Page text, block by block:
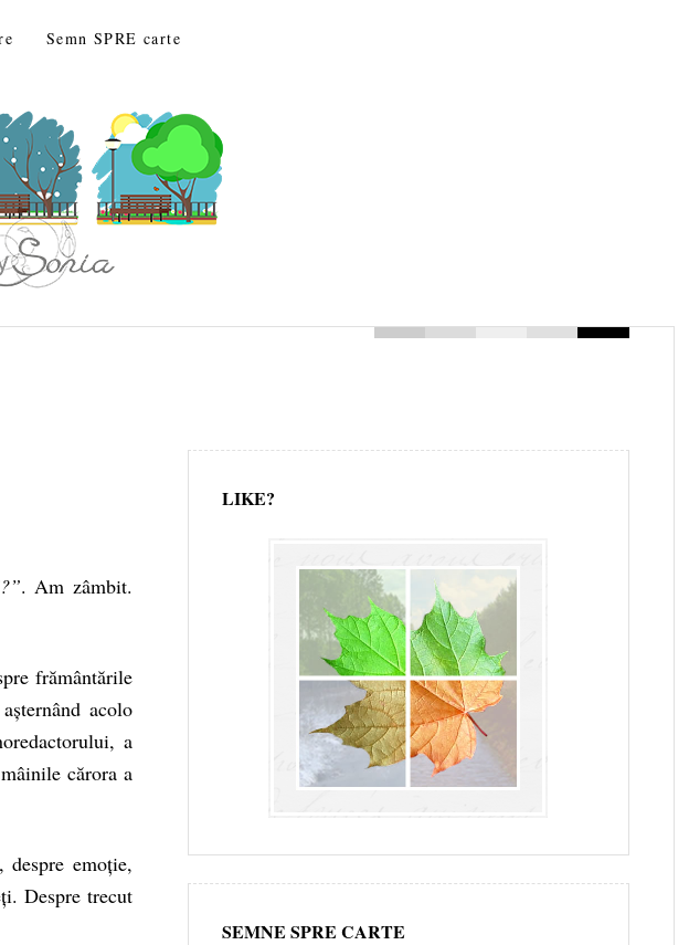
Semn SPRE carte
. Am zâmbit.
frământările
acolo
a
cărora a
despre emoție,
Despre trecut
LIKE?
SEMNE SPRE CARTE